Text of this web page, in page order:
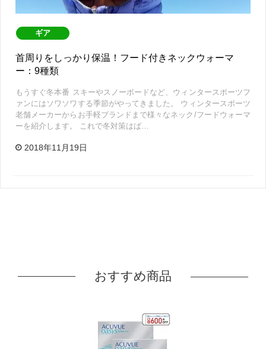
ギア
首周りをしっかり保温！フード付きネックウォーマ
ー：9種類
もうすぐ冬本番 スキーやスノーボードなど、ウィンタースポーツフ
ァンにはソワソワする季節がやってきました。 ウィンタースポーツ
老舗メーカーからお手軽ブランドまで様々なネック/フードウォーマ
ーを紹介します。 これで冬対策はば…
2018年11月19日
おすすめ商品